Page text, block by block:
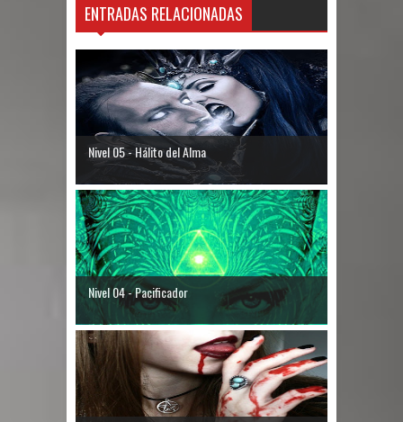
ENTRADAS RELACIONADAS
Nivel 05 - Hálito del Alma
Nivel 04 - Pacificador